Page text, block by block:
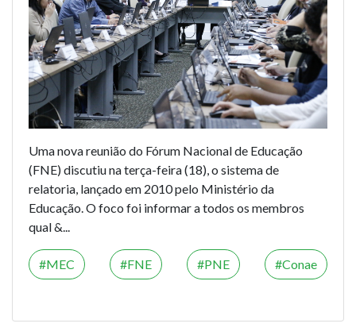
Uma nova reunião do Fórum Nacional de Educação
(FNE) discutiu na terça-feira (18), o sistema de
relatoria, lançado em 2010 pelo Ministério da
Educação. O foco foi informar a todos os membros
qual &...
MEC FNE PNE Conae